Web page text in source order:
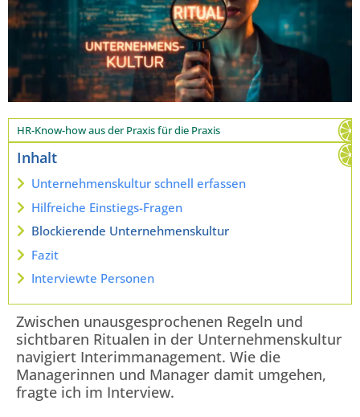
HR-Know-how aus der Praxis für die Praxis
Inhalt
Unternehmenskultur schnell erfassen
Hilfreiche Einstiegs-Fragen
Blockierende Unternehmenskultur
Fazit
Interviewte Personen
Zwischen unausgesprochenen Regeln und
sichtbaren Ritualen in der Unternehmenskultur
navigiert Interimmanagement. Wie die
Managerinnen und Manager damit umgehen,
fragte ich im Interview.